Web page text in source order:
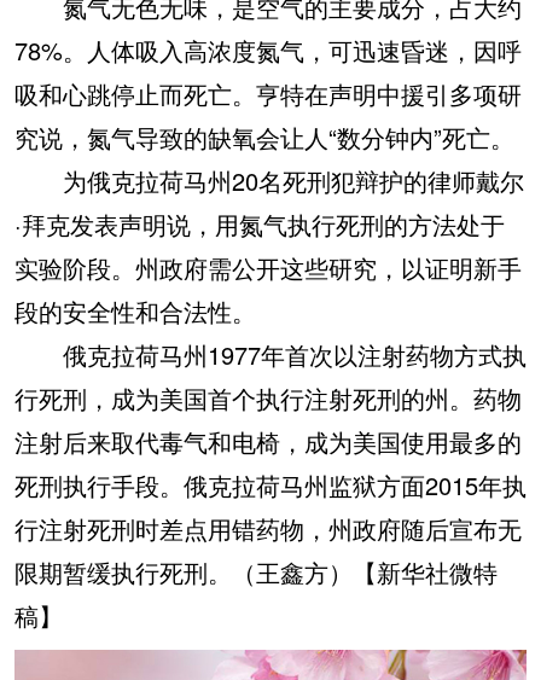
氮气无色无味，是空气的主要成分，占大约
78%。人体吸入高浓度氮气，可迅速昏迷，因呼
吸和心跳停止而死亡。亨特在声明中援引多项研
究说，氮气导致的缺氧会让人“数分钟内”死亡。
为俄克拉荷马州20名死刑犯辩护的律师戴尔
·拜克发表声明说，用氮气执行死刑的方法处于
实验阶段。州政府需公开这些研究，以证明新手
段的安全性和合法性。
俄克拉荷马州1977年首次以注射药物方式执
行死刑，成为美国首个执行注射死刑的州。药物
注射后来取代毒气和电椅，成为美国使用最多的
死刑执行手段。俄克拉荷马州监狱方面2015年执
行注射死刑时差点用错药物，州政府随后宣布无
限期暂缓执行死刑。（王鑫方）【新华社微特
稿】